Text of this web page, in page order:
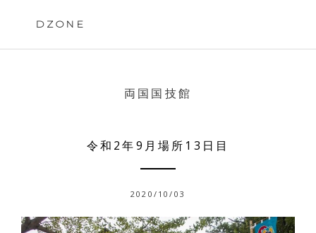
DZONE
両国国技館
令和2年9月場所13日目
2020/10/03